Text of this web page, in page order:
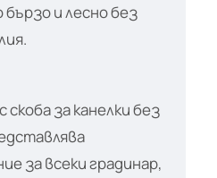
и лесно без
скоба за канелки без
за всеки градинар,